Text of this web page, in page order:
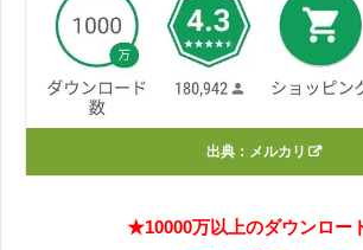
出典： メルカリ
★10000万以上のダウンロー